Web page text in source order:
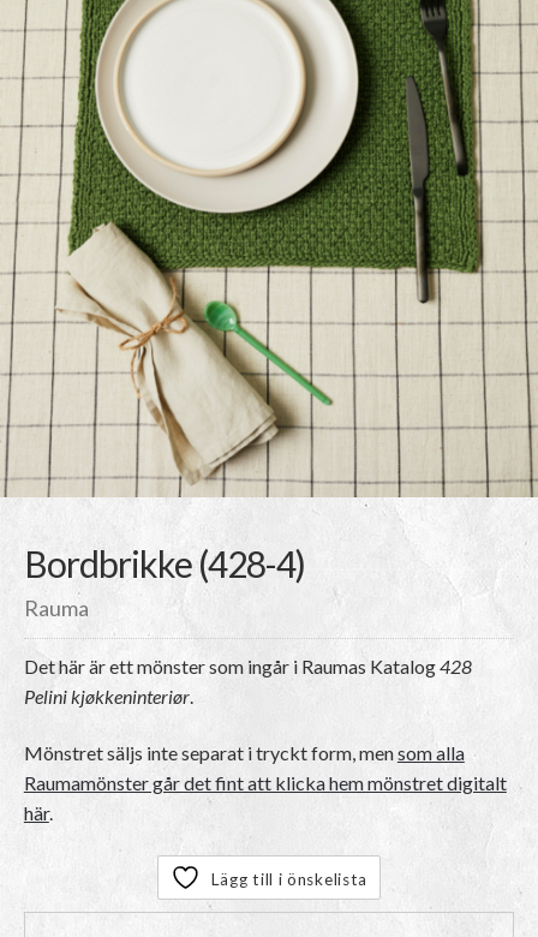
Bordbrikke (428-4)
Rauma
Det här är ett mönster som ingår i Raumas Katalog428
Pelini kjøkkeninteriør.
Mönstret säljs inte separat i tryckt form, mensom alla
Raumamönster går det fint att klicka hem mönstret digitalt
här.
Lägg till i önskelista